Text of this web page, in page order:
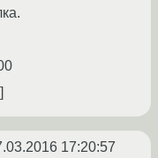
17:20:57